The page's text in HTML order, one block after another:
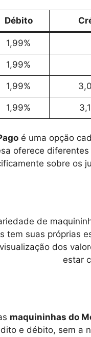
Débito
1,99%
1,99%
1,99%
1,99%
é uma opção
oferece
sobre os
de
tem suas próprias
dos
estar
maquininhas do
e débito, sem a